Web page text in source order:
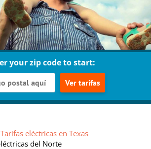
your zip code to start:
Ver tarifas
Tarifas eléctricas en Texas
del Norte